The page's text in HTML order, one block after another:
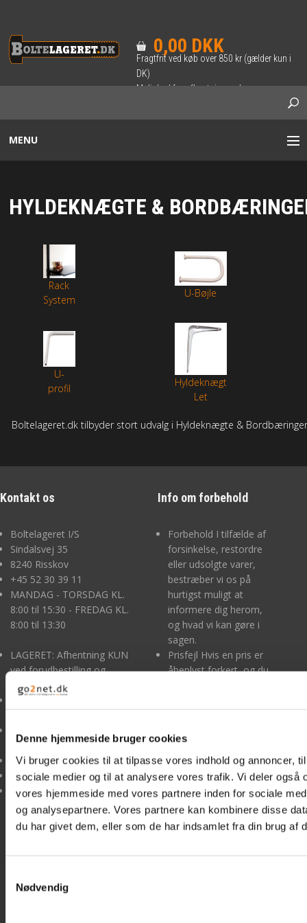
Denne hjemmeside bruger cookies
Vi bruger cookies til at tilpasse vores indhold og annoncer,
sociale medier og til at analysere vores trafik. Vi deler også
vores hjemmeside med vores partnere inden for sociale
og analysepartnere. Vores partnere kan kombinere disse
du har givet dem, eller som de har indsamlet fra din brug af
Nødvendig
0,00 DKK
Fragtfrit ved køb over 850 kr (gælder kun i
DK)
Mulighed for afhentning ved
MENU
SKRUER
TRÆ-SKRUER & BRÆDDEBOLTE
MØTRIKKER
BOR/ BITS/ U-BØJLE
MARITIM / TIL BÅDEN
KAMPAGNE/TILBUD
BYGGEMARKED
RESTPARTIER
FORSIDE
DIN KURV
HANDELSBETINGELSER
HYLDEKNÆGTE &
Rack
System
U-Bøjle
U-
profil
Hyldeknægt
Let
Boltelageret.dk tilbyder stort udvalg i Hyldeknægte &
Kontakt os
Boltelageret I/S
Sindalsvej 35
8240 Risskov
+45 52 30 39 11
MANDAG - TORSDAG KL.
8:00 til 15:30 - FREDAG KL.
8:00 til 13:30
LAGERET: Afhentning KUN
ved forudbestilling og
betaling
MANDAG - TORSDAG kl.
mail@boltelageret.dk
boltelageret.dk
CVR nr. DK-34518742
Info om forbehold
Forbehold I tilfælde af
forsinkelse, restordre
eller udsolgte varer,
bestræber vi os på
hurtigst muligt at
informere dig herom,
og hvad vi kan gøre i
sagen.
Prisfejl Hvis en pris er
åbenlyst forkert, og du
produkt til den forkerte
pris.
Se handelsbetingelser
Levering og betaling
Maritime 1-3 dage